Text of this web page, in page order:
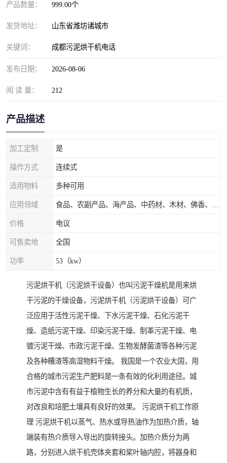
产品数量： 999.00个
发货地址： 山东省潍坊诸城市
关键词： 成都污泥烘干机电话
发布日期： 2026-08-06
阅 读 量： 212
产品描述
加工定制 是
操作方式 连续式
适用物料 多种可用
应用领域
价格 电议
可售卖地 全国
功率 53（kw）
污泥烘干机（污泥烘干设备）也叫污泥干燥机是用来烘
干污泥的干燥设备，污泥烘干机（污泥烘干设备）可广
泛应用于活性污泥干燥、下水污泥干燥、石化污泥干
燥、造纸污泥干燥、印染污泥干燥、制革污泥干燥、电
镀污泥干燥、市政污泥干燥、生物发酵菌渣等各种污泥
及各种糟渣等高湿物料干燥。 我国是一个农业大国，用
合格的城市污泥生产肥料是一条有效的化利用途径。城
市污泥中含有有益于植物生长的养分和大量的有机质，
对改良和培肥土壤具有良好的效果。 污泥烘干机工作原
理 污泥烘干机以蒸气、热水或导热油作为加热介质，轴
端装有热介质导入导出的旋转接头。加热介质分为两
路，分别进入烘干机壳体夹套和桨叶轴内腔，将器身和